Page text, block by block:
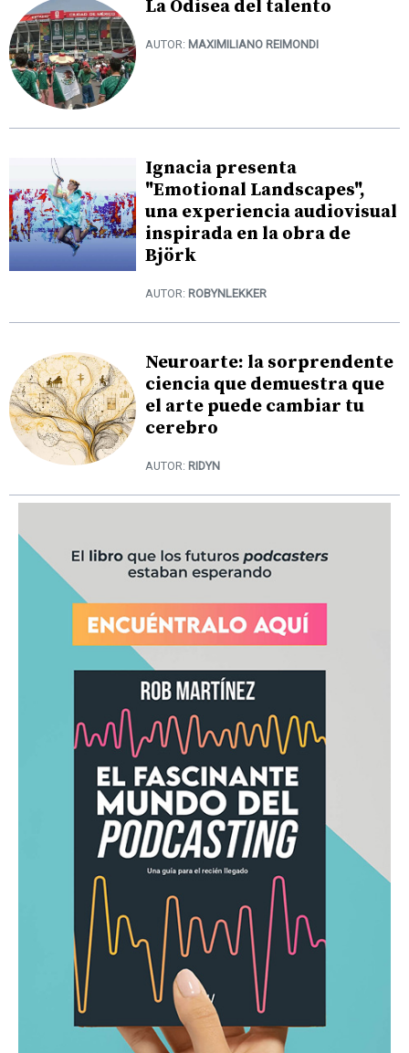
La Odisea del talento
AUTOR: MAXIMILIANO REIMONDI
Ignacia presenta
"Emotional Landscapes",
una experiencia audiovisual
inspirada en la obra de
Björk
AUTOR: ROBYNLEKKER
Neuroarte: la sorprendente
ciencia que demuestra que
el arte puede cambiar tu
cerebro
AUTOR: RIDYN